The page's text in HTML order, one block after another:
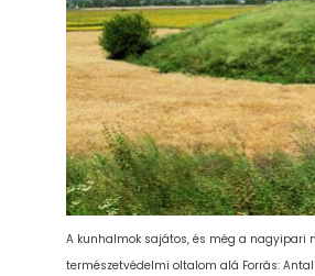
A kunhalmok sajátos, és még a nagyipari
természetvédelmi oltalom alá Forrás: Antal